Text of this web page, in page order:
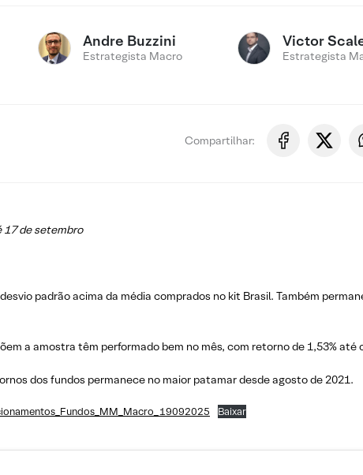
Andre Buzzini
Estrategista Macro
Victor
Estrategista
Compartilhar:
17 de setembro
padrão acima da média comprados no kit Brasil. Também
a amostra têm performado bem no mês, com retorno de 1,53% até
dos fundos permanece no maior patamar desde agosto de 2021.
Baixar